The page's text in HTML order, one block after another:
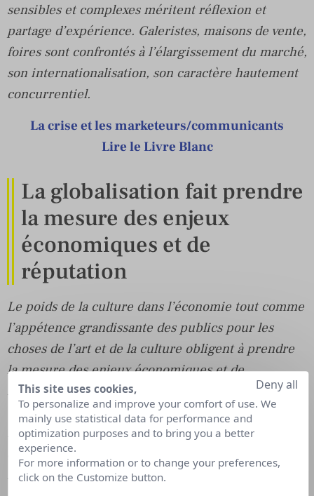
sensibles et complexes méritent réflexion et
partage d’expérience. Galeristes, maisons de vente,
foires sont confrontés à l’élargissement du marché,
son internationalisation, son caractère hautement
concurrentiel.
La crise et les marketeurs/communicants
Lire le Livre Blanc
La globalisation fait prendre
la mesure des enjeux
économiques et de
réputation
Le poids de la culture dans l’économie tout comme
l’appétence grandissante des publics pour les
choses de l’art et de la culture obligent à prendre
la mesure des enjeux économiques et de
réputation.
Le faire savoir auprès des publics comme le savoir
être sur son marché ou dans le cadre d’une
mission de service public culturel sont aujourd’hui
This site uses cookies,
To personalize and improve your comfort of use. We
mainly use statistical data for performance and
optimization purposes and to bring you a better
experience.
For more information or to change your preferences,
click on the Customize button.
Deny all